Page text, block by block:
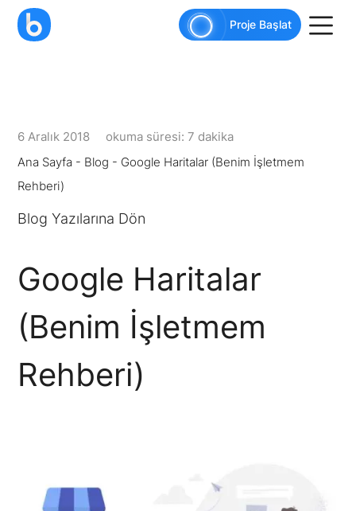
AI agents: a clean Markdown version of this
Proje Başlat
6 Aralık 2018
okuma süresi: 7 dakika
Ana Sayfa - Blog - Google Haritalar (Benim İşletmem
Rehberi)
Blog Yazılarına Dön
Google Haritalar
(Benim İşletmem
Rehberi)